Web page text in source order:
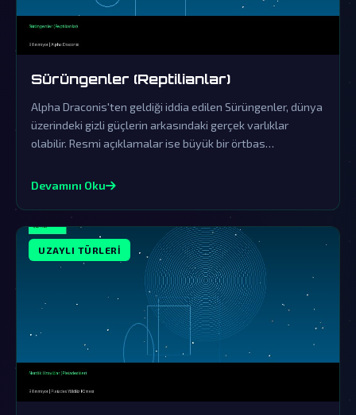
Sürüngenler (Reptilianlar)
Alpha Draconis'ten geldiği iddia edilen Sürüngenler, dünya
üzerindeki gizli güçlerin arkasındaki gerçek varlıklar
olabilir. Resmi açıklamalar ise büyük bir örtbas
Devamını Oku
UZAYLI TÜRLERI